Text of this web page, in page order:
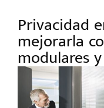
Privacidad
mejorarla
modulares